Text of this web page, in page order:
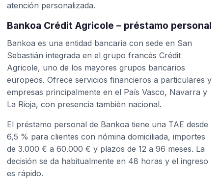
atención personalizada.
Bankoa Crédit Agricole – préstamo personal
Bankoa es una entidad bancaria con sede en San
Sebastián integrada en el grupo francés Crédit
Agricole, uno de los mayores grupos bancarios
europeos. Ofrece servicios financieros a particulares y
empresas principalmente en el País Vasco, Navarra y
La Rioja, con presencia también nacional.
El préstamo personal de Bankoa tiene una TAE desde
6,5 % para clientes con nómina domiciliada, importes
de 3.000 € a 60.000 € y plazos de 12 a 96 meses. La
decisión se da habitualmente en 48 horas y el ingreso
es rápido.